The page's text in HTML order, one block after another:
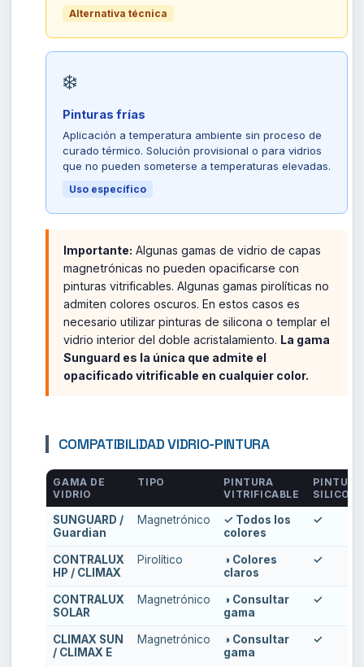
Alternativa técnica
❄️
Pinturas frías
Aplicación a temperatura ambiente sin proceso de
curado térmico. Solución provisional o para vidrios
que no pueden someterse a temperaturas elevadas.
Uso específico
Importante: Algunas gamas de vidrio de capas
magnetrónicas no pueden opacificarse con
pinturas vitrificables. Algunas gamas pirolíticas no
admiten colores oscuros. En estos casos es
necesario utilizar pinturas de silicona o templar el
vidrio interior del doble acristalamiento. La gama
Sunguard es la única que admite el
opacificado vitrificable en cualquier color.
COMPATIBILIDAD VIDRIO-PINTURA
GAMA DE
VIDRIO
TIPO
PINTURA
VITRIFICABLE
PINTURA
SUNGUARD /
Guardian
Magnetrónico
✓ Todos los
colores
✓
CONTRALUX
HP / CLIMAX
Pirolítico
◑ Colores
claros
✓
CONTRALUX
SOLAR
Magnetrónico
◑ Consultar
gama
✓
CLIMAX SUN
/ CLIMAX E
Magnetrónico
◑ Consultar
gama
✓